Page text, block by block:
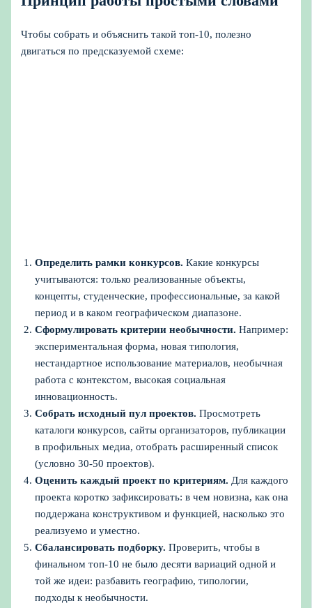
Чтобы собрать и объяснить такой топ-10, полезно
двигаться по предсказуемой схеме:
Определить рамки конкурсов. Какие конкурсы
учитываются: только реализованные объекты,
концепты, студенческие, профессиональные, за какой
период и в каком географическом диапазоне.
Сформулировать критерии необычности. Например:
экспериментальная форма, новая типология,
нестандартное использование материалов, необычная
работа с контекстом, высокая социальная
инновационность.
Собрать исходный пул проектов. Просмотреть
каталоги конкурсов, сайты организаторов, публикации
в профильных медиа, отобрать расширенный список
(условно 30-50 проектов).
Оценить каждый проект по критериям. Для каждого
проекта коротко зафиксировать: в чем новизна, как она
поддержана конструктивом и функцией, насколько это
реализуемо и уместно.
Сбалансировать подборку. Проверить, чтобы в
финальном топ-10 не было десяти вариаций одной и
той же идеи: разбавить географию, типологии,
подходы к необычности.